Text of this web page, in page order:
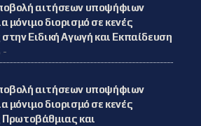
αιτήσεων υποψήφιων
μόνιμο διορισμό σε κενές
στην Ειδική Αγωγή και Εκπαίδευση
-
αιτήσεων υποψήφιων
μόνιμο διορισμό σε κενές
Πρωτοβάθμιας και